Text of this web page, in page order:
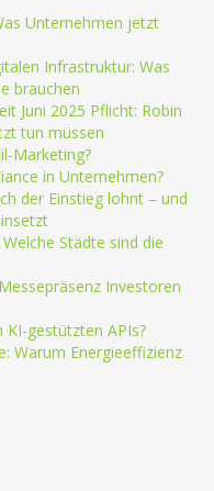
Unternehmen jetzt
Infrastruktur: Was
brauchen
Juni 2025 Pflicht: Robin
tun müssen
Marketing?
in Unternehmen?
der Einstieg lohnt – und
Städte sind die
Investoren
gestützten APIs?
Warum Energieeffizienz